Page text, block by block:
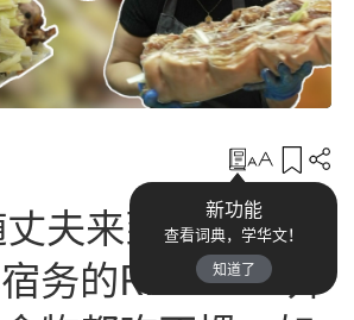
新功能
查看词典，学华文！
知道了
收藏
夫来到本地，来
务的Ritchill一开